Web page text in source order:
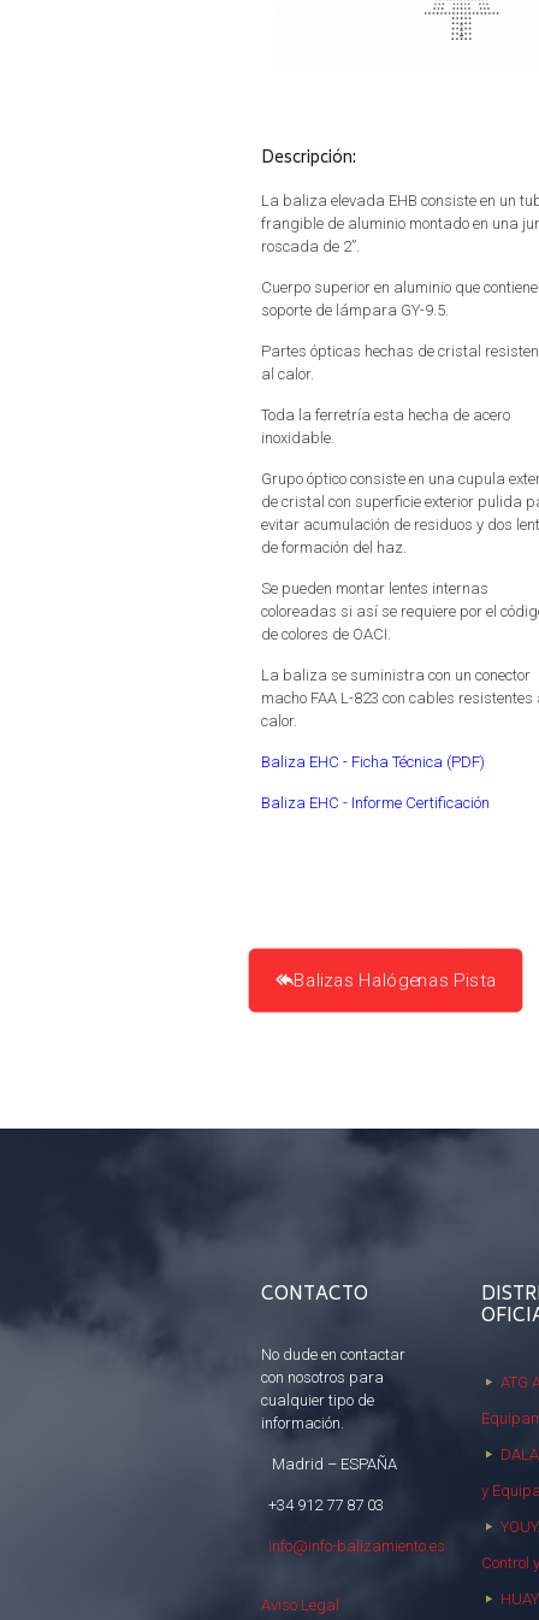
Descripción:
La baliza elevada EHB consiste en un
frangible de aluminio montado en una
roscada de 2”.
Cuerpo superior en aluminio que
soporte de lámpara GY-9.5.
Partes ópticas hechas de cristal
al calor.
Toda la ferretría esta hecha de acero
inoxidable.
Grupo óptico consiste en una cupula
de cristal con superficie exterior pulida
evitar acumulación de residuos y dos
de formación del haz.
Se pueden montar lentes internas
coloreadas si así se requiere por el
de colores de OACI.
La baliza se suministra con un conector
macho FAA L-823 con cables resistentes
calor.
Baliza EHC - Ficha Técnica (PDF)
Baliza EHC - Informe Certificación
Balizas Halógenas Pista
CONTACTO
No dude en contactar
con nosotros para
cualquier tipo de
información.
Madrid – ESPAÑA
+34 912 77 87 03
info@info-balizamiento.es
Aviso Legal
ATG
y
Control